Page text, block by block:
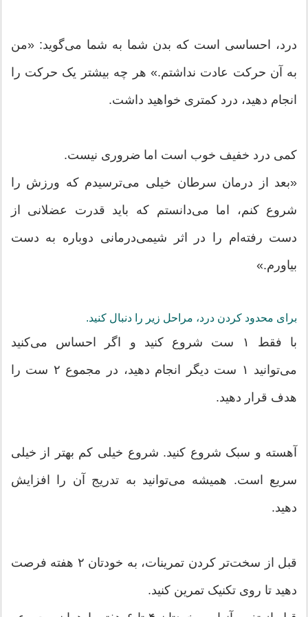
درد، احساسی است که بدن شما به شما می‌گوید: «من
به آن حرکت عادت نداشتم.» هر چه بیشتر یک حرکت را
انجام دهید، درد کمتری خواهید داشت.
کمی درد خفیف خوب است اما ضروری نیست.
«بعد از درمان سرطان خیلی می‌ترسیدم که ورزش را
شروع کنم، اما می‌دانستم که باید قدرت عضلانی از
دست رفته‌ام را در اثر شیمی‌درمانی دوباره به دست
بیاورم.»
برای محدود کردن درد، مراحل زیر را دنبال کنید.
با فقط ۱ ست شروع کنید و اگر احساس می‌کنید
می‌توانید ۱ ست دیگر انجام دهید، در مجموع ۲ ست را
هدف قرار دهید.
آهسته و سبک شروع کنید. شروع خیلی کم بهتر از خیلی
سریع است. همیشه می‌توانید به تدریج آن را افزایش
دهید.
قبل از سخت‌تر کردن تمرینات، به خودتان ۲ هفته فرصت
دهید تا روی تکنیک تمرین کنید.